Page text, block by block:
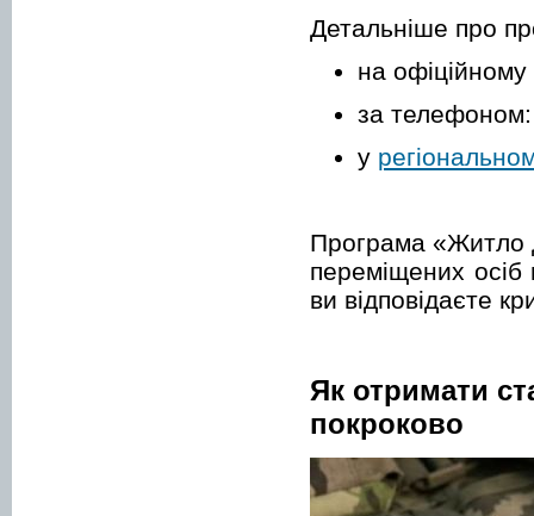
Детальніше про
на офіційному
за
у
Програма «Житло
переміщених
ви відповідаєте
Як отримати
покроково